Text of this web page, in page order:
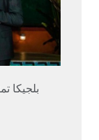
بلجيكا